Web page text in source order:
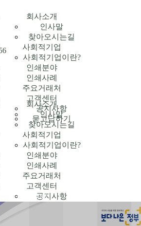
회사소개
인사말
찾아오시는길
사회적기업
사회적기업이란?
인쇄분야
인쇄사례
주요거래처
고객센터
공지사항
묻고답하기
회사소개
인사말
찾아오시는길
사회적기업
사회적기업이란?
인쇄분야
인쇄사례
주요거래처
고객센터
공지사항
인쇄사례